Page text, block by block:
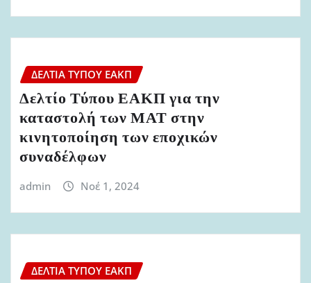
ΔΕΛΤΊΑ ΤΎΠΟΥ ΕΑΚΠ
Δελτίο Τύπου ΕΑΚΠ για την
καταστολή των ΜΑΤ στην
κινητοποίηση των εποχικών
συναδέλφων
admin Νοέ 1, 2024
ΔΕΛΤΊΑ ΤΎΠΟΥ ΕΑΚΠ